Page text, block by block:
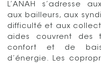
L’ANAH s’adresse
aux bailleurs, aux
difficulté et aux
aides couvrent des
confort et de
d’énergie. Les